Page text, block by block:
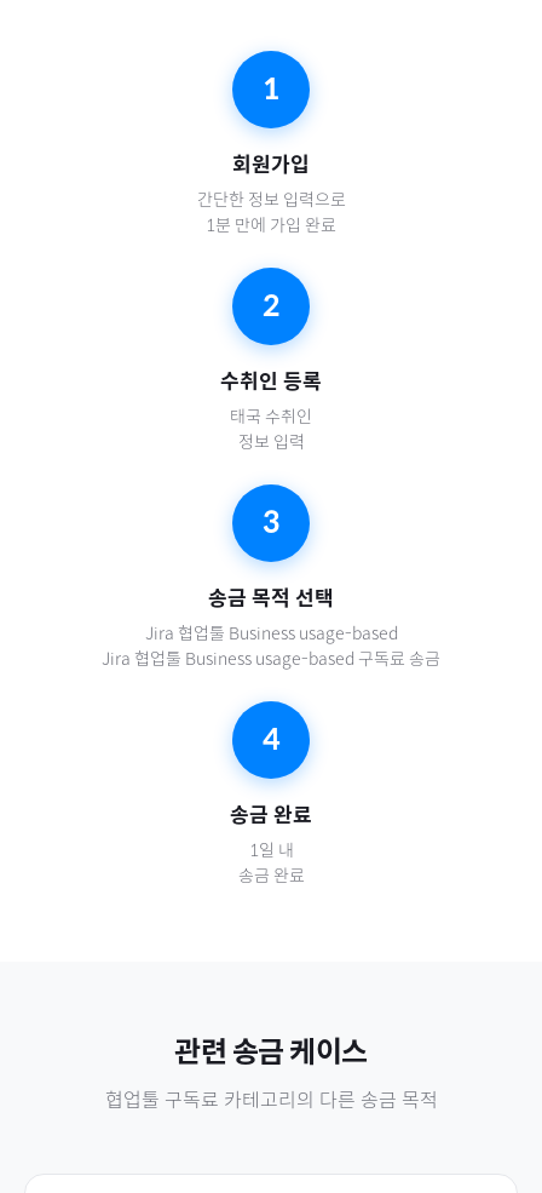
1
회원가입
간단한 정보 입력으로
1분 만에 가입 완료
2
수취인 등록
태국 수취인
정보 입력
3
송금 목적 선택
Jira 협업툴 Business usage-based
Jira 협업툴 Business usage-based 구독료 송금
4
송금 완료
1일 내
송금 완료
관련 송금 케이스
협업툴 구독료 카테고리의 다른 송금 목적